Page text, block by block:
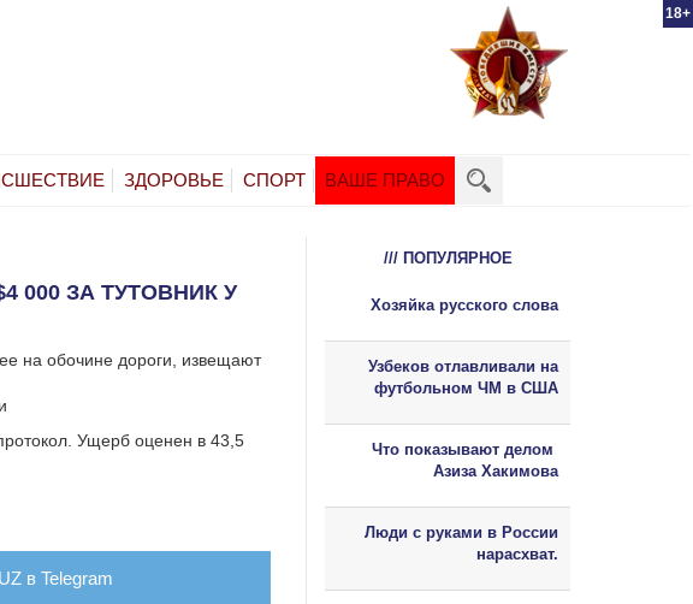
18+
ЗДОРОВЬЕ СПОРТ ВАШЕ ПРАВО
000 ЗА ТУТОВНИК У
на обочине дороги, извещают
Ущерб оценен в 43,5
в Telegram
/// ПОПУЛЯРНОЕ
Хозяйка русского слова
Узбеков отлавливали на
футбольном ЧМ в США
Что показывают делом
Азиза Хакимова
Люди с руками в России
нарасхват.